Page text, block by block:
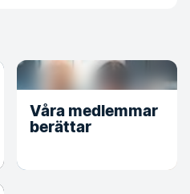
Våra medlemmar
berättar